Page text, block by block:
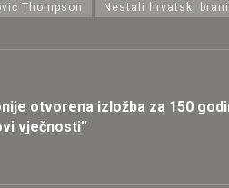
Thompson Nestali hrvatski
otvorena izložba za 150
vječnosti”